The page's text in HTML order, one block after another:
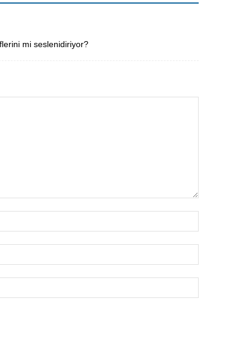
mi seslenidiriyor?